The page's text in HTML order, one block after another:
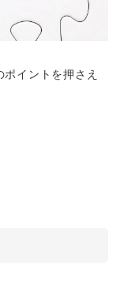
イントを押さえ